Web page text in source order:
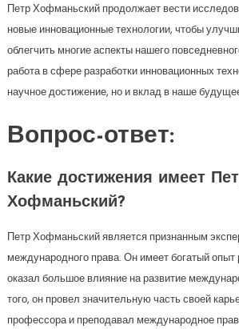
Петр Хофманьский продолжает вести
новые инновационные технологии, чтобы
облегчить многие аспекты нашего
работа в сфере разработки инновационных
научное достижение, но и вклад в наше
Вопрос-ответ:
Какие достижения имеет
Хофманьский?
Петр Хофманьский является признанным
международного права. Он имеет богатый
оказал большое влияние на развитие
того, он провел значительную часть своей
профессора и преподавал международное